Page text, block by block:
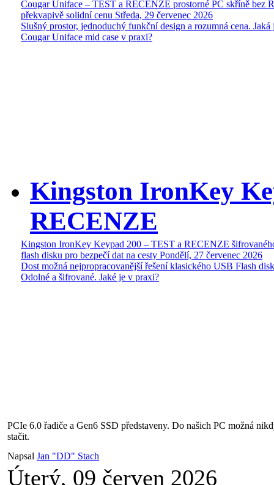
Cougar Uniface – TEST a RECENZE prostorné PC skříně bez
překvapivě solidní cenu Středa, 29 červenec 2026
Slušný prostor, jednoduchý funkční design a rozumná cena. Jaká
Cougar Uniface mid case v praxi?
Kingston IronKey
RECENZE
Kingston IronKey Keypad 200 – TEST a RECENZE
flash disku pro bezpečí dat na cesty Pondělí, 27 červenec 2026
Dost možná nejpropracovanější řešení klasického USB Flash
Odolné a šifrované. Jaké je v praxi?
PCIe 6.0 řadiče a Gen6 SSD představeny. Do našich PC možná
stačit.
Napsal Jan "DD" Stach
Úterý, 09 červen 2026